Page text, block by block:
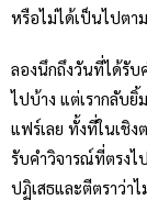
หรือไม่ได้เป็นไปตา
ลองนึกถึงวันที่ได้รับ
ไปบ้าง แต่เรากลับยิ้
แฟร์เลย ทั้งที่ในเชิ
รับคำวิจารณ์ที่ตรงไ
ปฏิเสธและตีตราว่า